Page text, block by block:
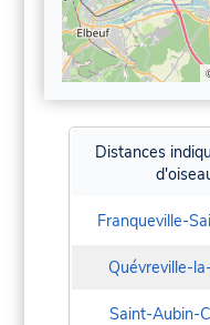
Distances
Franqueville-
Quévreville-
Saint-Aubin-